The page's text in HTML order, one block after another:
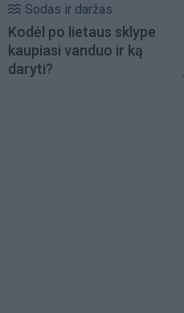
Sodas ir daržas
Kodėl po lietaus sklype
kaupiasi vanduo ir ką
daryti?